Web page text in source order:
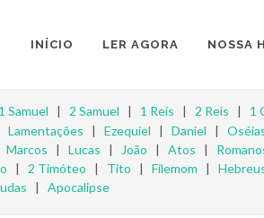
INÍCIO LER AGORA NOSSA
1 Samuel | 2 Samuel | 1 Reis | 2 Reis | 1
Lamentações | Ezequiel | Daniel |
Marcos | Lucas | João | Atos |
| 2 Timóteo | Tito | Filemom |
| Apocalipse